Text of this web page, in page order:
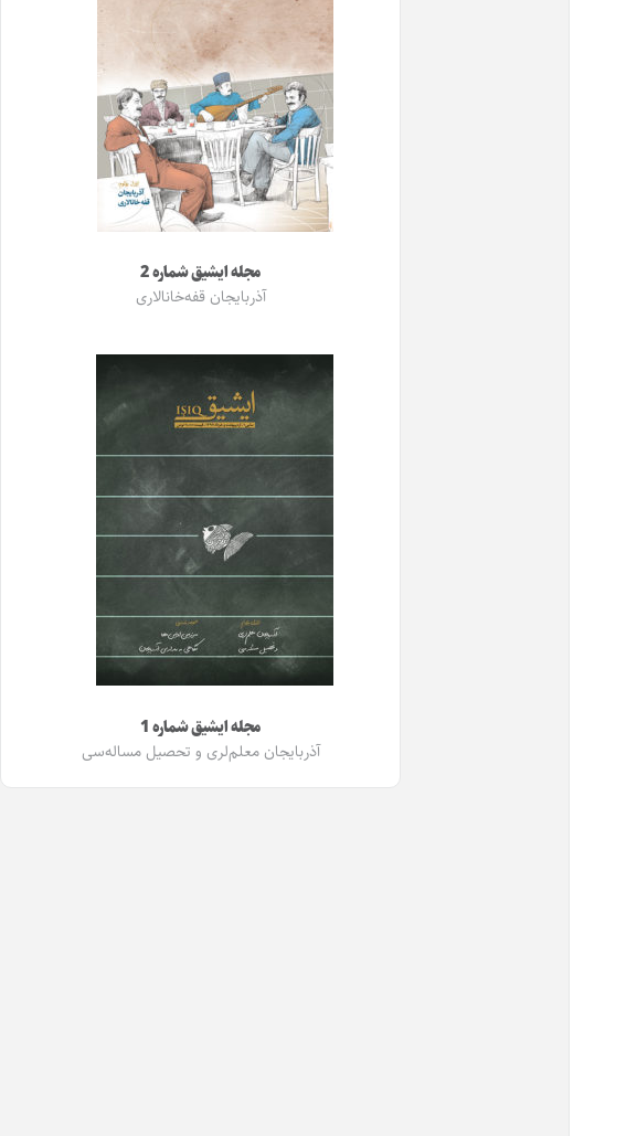
مجله ایشیق شماره 2
آذربایجان قفه‌خانالاری
مجله ایشیق شماره 1
آذربایجان معلم‌لری و تحصیل مساله‌سی